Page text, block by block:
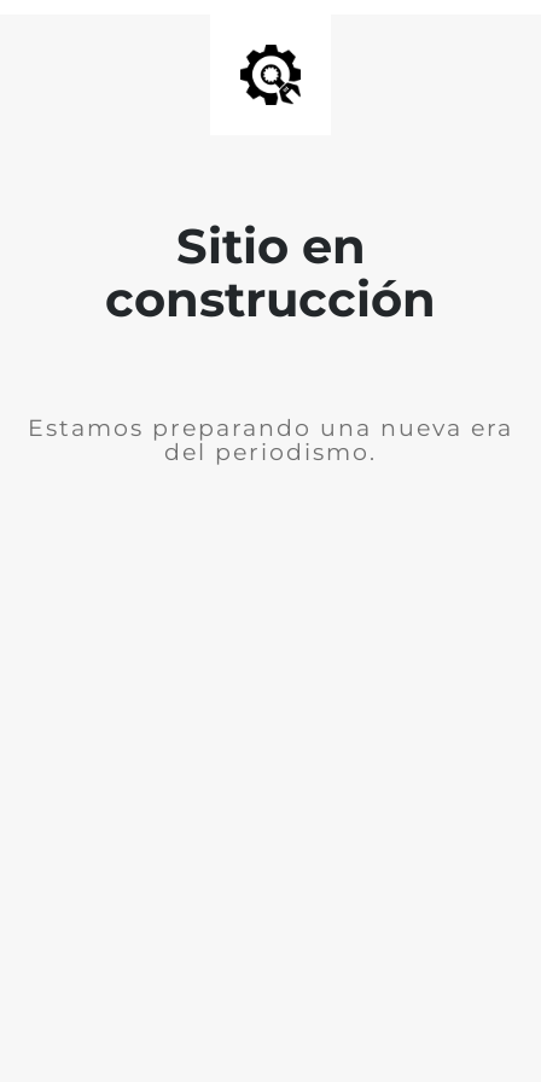
Sitio en
construcción
Estamos preparando una nueva era
del periodismo.